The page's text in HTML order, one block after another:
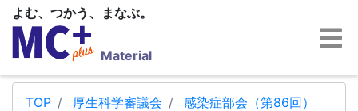
よむ、つかう、まなぶ。
Material
TOP 厚生科学審議会
感染症部会（第86回）